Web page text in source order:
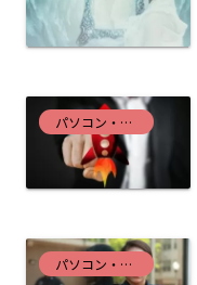
パソコン・インターネット
パソコン・インターネット